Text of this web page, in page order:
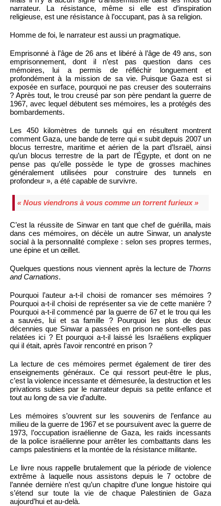
narrateur. La résistance, même si elle est d’inspiration
religieuse, est une résistance à l’occupant, pas à sa religion.
Homme de foi, le narrateur est aussi un pragmatique.
Emprisonné à l’âge de 26 ans et libéré à l’âge de 49 ans, son
emprisonnement, dont il n’est pas question dans ces
mémoires, lui a permis de réfléchir longuement et
profondément à la mission de sa vie. Puisque Gaza est si
exposée en surface, pourquoi ne pas creuser des souterrains
? Après tout, le trou creusé par son père pendant la guerre de
1967, avec lequel débutent ses mémoires, les a protégés des
bombardements.
Les 450 kilomètres de tunnels qui en résultent montrent
comment Gaza, une bande de terre qui « subit depuis 2007 un
blocus terrestre, maritime et aérien de la part d’Israël, ainsi
qu’un blocus terrestre de la part de l’Égypte, et dont on ne
pense pas qu’elle possède le type de grosses machines
généralement utilisées pour construire des tunnels en
profondeur », a été capable de survivre.
« Nous viendrons à vous comme un torrent furieux »
C’est la réussite de Sinwar en tant que chef de guérilla, mais
dans ces mémoires, on décèle un autre Sinwar, un analyste
social à la personnalité complexe : selon ses propres termes,
une épine et un œillet.
Quelques questions nous viennent après la lecture de Thorns
and Carnations.
Pourquoi l’auteur a-t-il choisi de romancer ses mémoires ?
Pourquoi a-t-il choisi de représenter sa vie de cette manière ?
Pourquoi a-t-il commencé par la guerre de 67 et le trou qui les
a sauvés, lui et sa famille ? Pourquoi les plus de deux
décennies que Sinwar a passées en prison ne sont-elles pas
relatées ici ? Et pourquoi a-t-il laissé les Israéliens expliquer
qui il était, après l’avoir rencontré en prison ?
La lecture de ces mémoires permet également de tirer des
enseignements généraux. Ce qui ressort peut-être le plus,
c’est la violence incessante et démesurée, la destruction et les
privations subies par le narrateur depuis sa petite enfance et
tout au long de sa vie d’adulte.
Les mémoires s’ouvrent sur les souvenirs de l’enfance au
milieu de la guerre de 1967 et se poursuivent avec la guerre de
1973, l’occupation israélienne de Gaza, les raids incessants
de la police israélienne pour arrêter les combattants dans les
camps palestiniens et la montée de la résistance militante.
Le livre nous rappelle brutalement que la période de violence
extrême à laquelle nous assistons depuis le 7 octobre de
l’année dernière n’est qu’un chapitre d’une longue histoire qui
s’étend sur toute la vie de chaque Palestinien de Gaza
aujourd’hui et au-delà.